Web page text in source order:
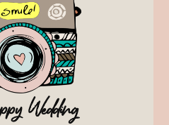
Wedding